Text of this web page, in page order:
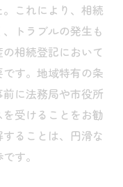
の重要性
法
策
ービスの活用法
これにより、相続
トラブルの発生も
相続登記において
す。地域特有の条
に法務局や市役所
受けることをお勧
ることは、円滑な
す。